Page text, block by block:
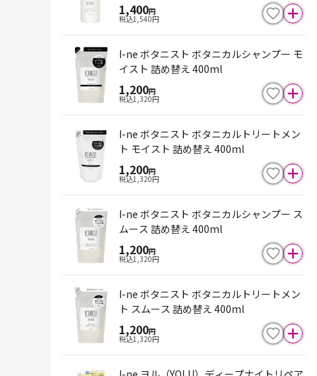
1,400円
税込1,540円
I-ne ボタニスト ボタニカルシャンプー モ
イスト 詰め替え 400ml
1,200円
税込1,320円
I-ne ボタニスト ボタニカルトリートメン
ト モイスト 詰め替え 400ml
1,200円
税込1,320円
I-ne ボタニスト ボタニカルシャンプー ス
ムース 詰め替え 400ml
1,200円
税込1,320円
I-ne ボタニスト ボタニカルトリートメン
ト スムース 詰め替え 400ml
1,200円
税込1,320円